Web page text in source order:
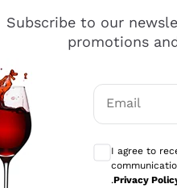
è male ma secondo
Subscribe to our
promotions
Email
I agree to
.Privacy